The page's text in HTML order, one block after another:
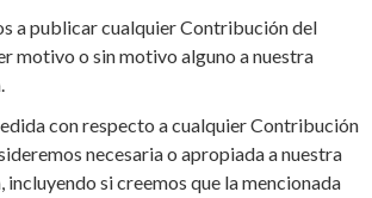
a publicar cualquier Contribución del
motivo o sin motivo alguno a nuestra
con respecto a cualquier Contribución
necesaria o apropiada a nuestra
si creemos que la mencionada